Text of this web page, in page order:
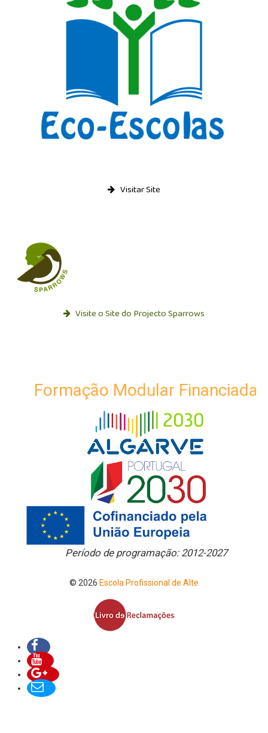
Visitar Site
Visite o Site do Projecto Sparrows
Formação Modular Financiada
Período de programação: 2012-2027
© 2026 Escola Profissional de Alte